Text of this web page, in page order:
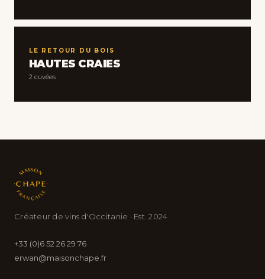
LE RETOUR DU BOIS
HAUTES CRAIES
2 cuvées
Créateur de vins d'Occitanie · Est. 2024
+33 (0)6 52 26 29 76
erwan@maisonchape.fr